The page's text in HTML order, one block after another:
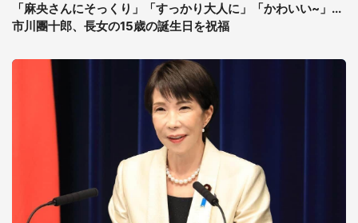
「麻央さんにそっくり」「すっかり大人に」「かわいい~」...
市川團十郎、長女の15歳の誕生日を祝福